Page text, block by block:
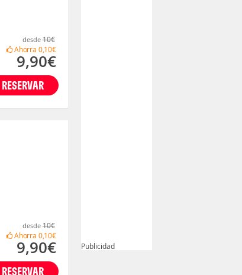
RESERVAR
desde 10€
Ahorra 0,10€
9,90€
RESERVAR
desde 10€
Ahorra 0,10€
9,90€ Publicidad